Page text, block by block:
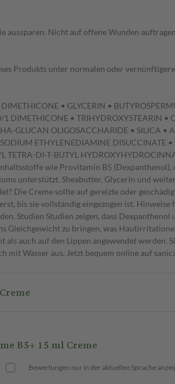
Nicht auf offene Wunden
Produkts unter normalen oder
• GLYCERIN •
DIMETHICONE • TRIHYDROXYSTEARIN
GLUCAN OLIGOSACCHARIDE • SILICA
ETHYLENEDIAMINE DISUCCINATE
TETRA-DI-T-BUTYL
wie Provitamin B5
unterstützt. Sheabutter, Glycerin und
Die Creme sollte auf gereizte oder
bis sie vollständig eingezogen ist.
Studien Studien zeigen, dass
zu bringen, was
als auch auf den Lippen angewendet
mit Wasser aus. Jetzt bequem online auf
B5+ 15 ml Creme
Bewertungen nur in der aktuellen Sprache